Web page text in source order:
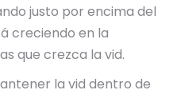
justo por encima del
creciendo en la
que crezca la vid.
la vid dentro de